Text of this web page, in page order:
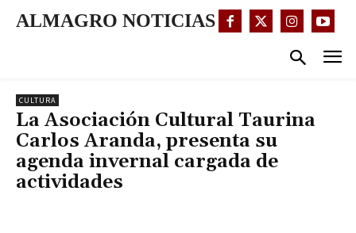
ALMAGRO NOTICIAS
CULTURA
La Asociación Cultural Taurina
Carlos Aranda, presenta su
agenda invernal cargada de
actividades